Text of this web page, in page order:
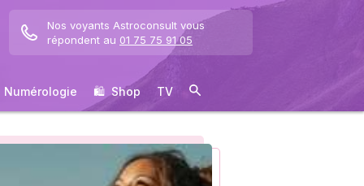
Nos voyants Astroconsult vous
répondent au 01 75 75 91 05
Numérologie 🛍 ️ Shop TV